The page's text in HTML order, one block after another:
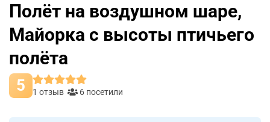
Полёт на воздушном шаре,
Майорка с высоты птичьего
полёта
5 1 отзыв 6 посетили